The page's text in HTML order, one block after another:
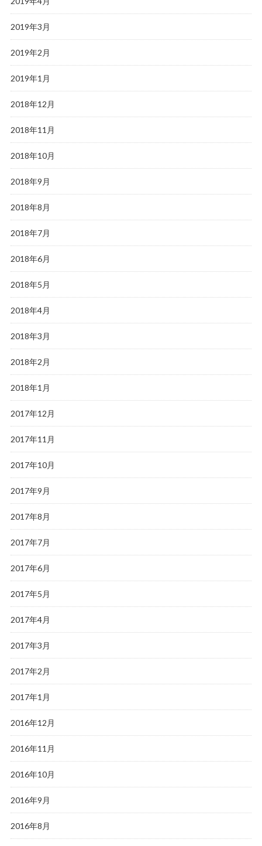
2019年3月
2019年2月
2019年1月
2018年12月
2018年11月
2018年10月
2018年9月
2018年8月
2018年7月
2018年6月
2018年5月
2018年4月
2018年3月
2018年2月
2018年1月
2017年12月
2017年11月
2017年10月
2017年9月
2017年8月
2017年7月
2017年6月
2017年5月
2017年4月
2017年3月
2017年2月
2017年1月
2016年12月
2016年11月
2016年10月
2016年9月
2016年8月